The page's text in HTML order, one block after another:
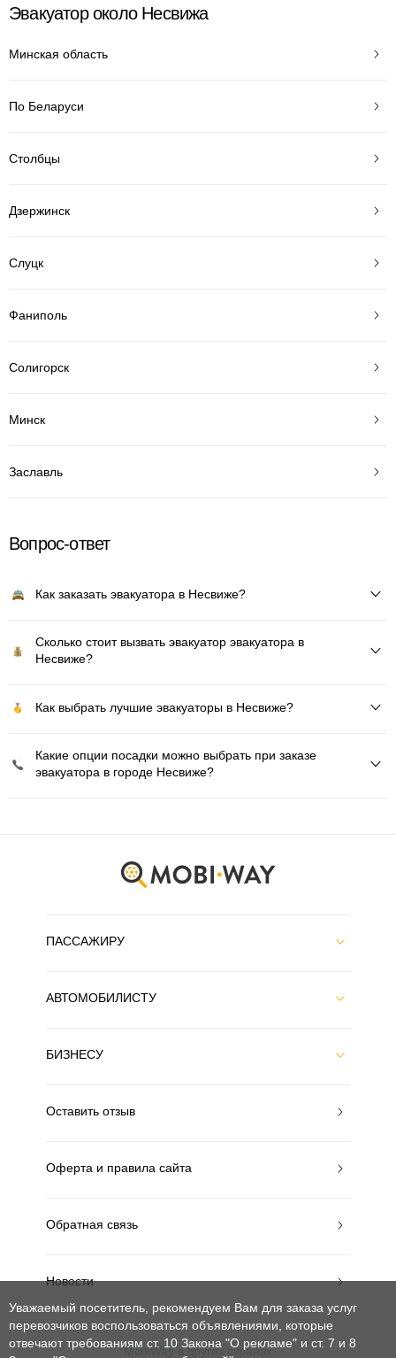
Эвакуатор около Несвижа
Минская область
По Беларуси
Столбцы
Дзержинск
Слуцк
Фаниполь
Солигорск
Минск
Заславль
Вопрос-ответ
Как заказать эвакуатора в Несвиже?
Сколько стоит вызвать эвакуатор эвакуатора в
Несвиже?
Как выбрать лучшие эвакуаторы в Несвиже?
Какие опции посадки можно выбрать при заказе
эвакуатора в городе Несвиже?
ПАССАЖИРУ
АВТОМОБИЛИСТУ
БИЗНЕСУ
Оставить отзыв
Оферта и правила сайта
Обратная связь
Новости
MobiWay в других странах
Уважаемый посетитель, рекомендуем Вам для заказа услуг
перевозчиков воспользоваться объявлениями, которые
отвечают требованиям ст. 10 Закона "О рекламе" и ст. 7 и 8